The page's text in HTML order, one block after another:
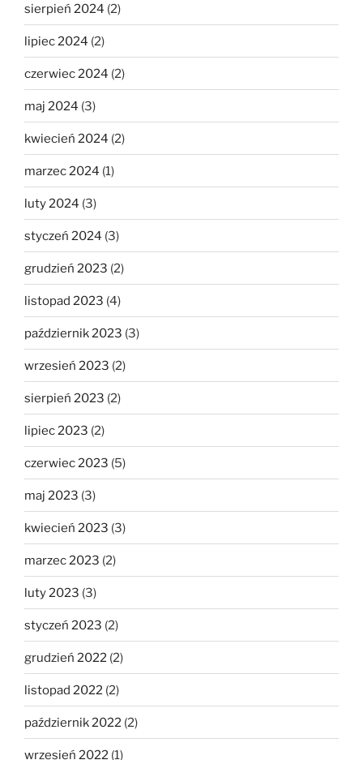
sierpień 2024 (2)
lipiec 2024 (2)
czerwiec 2024 (2)
maj 2024 (3)
kwiecień 2024 (2)
marzec 2024 (1)
luty 2024 (3)
styczeń 2024 (3)
grudzień 2023 (2)
listopad 2023 (4)
październik 2023 (3)
wrzesień 2023 (2)
sierpień 2023 (2)
lipiec 2023 (2)
czerwiec 2023 (5)
maj 2023 (3)
kwiecień 2023 (3)
marzec 2023 (2)
luty 2023 (3)
styczeń 2023 (2)
grudzień 2022 (2)
listopad 2022 (2)
październik 2022 (2)
wrzesień 2022 (1)